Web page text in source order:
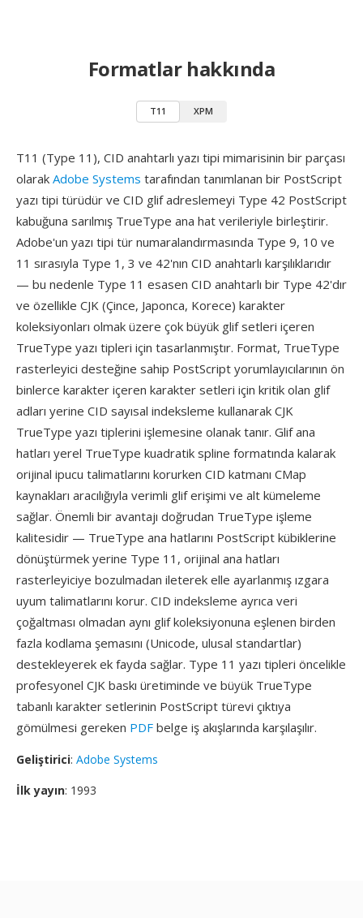
Formatlar hakkında
T11 XPM
T11 (Type 11), CID anahtarlı yazı tipi mimarisinin bir parçası
olarak Adobe Systems tarafından tanımlanan bir PostScript
yazı tipi türüdür ve CID glif adreslemeyi Type 42 PostScript
kabuğuna sarılmış TrueType ana hat verileriyle birleştirir.
Adobe'un yazı tipi tür numaralandırmasında Type 9, 10 ve
11 sırasıyla Type 1, 3 ve 42'nın CID anahtarlı karşılıklarıdır
— bu nedenle Type 11 esasen CID anahtarlı bir Type 42'dır
ve özellikle CJK (Çince, Japonca, Korece) karakter
koleksiyonları olmak üzere çok büyük glif setleri içeren
TrueType yazı tipleri için tasarlanmıştır. Format, TrueType
rasterleyici desteğine sahip PostScript yorumlayıcılarının ön
binlerce karakter içeren karakter setleri için kritik olan glif
adları yerine CID sayısal indeksleme kullanarak CJK
TrueType yazı tiplerini işlemesine olanak tanır. Glif ana
hatları yerel TrueType kuadratik spline formatında kalarak
orijinal ipucu talimatlarını korurken CID katmanı CMap
kaynakları aracılığıyla verimli glif erişimi ve alt kümeleme
sağlar. Önemli bir avantajı doğrudan TrueType işleme
kalitesidir — TrueType ana hatlarını PostScript kübiklerine
dönüştürmek yerine Type 11, orijinal ana hatları
rasterleyiciye bozulmadan ileterek elle ayarlanmış ızgara
uyum talimatlarını korur. CID indeksleme ayrıca veri
çoğaltması olmadan aynı glif koleksiyonuna eşlenen birden
fazla kodlama şemasını (Unicode, ulusal standartlar)
destekleyerek ek fayda sağlar. Type 11 yazı tipleri öncelikle
profesyonel CJK baskı üretiminde ve büyük TrueType
tabanlı karakter setlerinin PostScript türevi çıktıya
gömülmesi gereken PDF belge iş akışlarında karşılaşılır.
Geliştirici: Adobe Systems
İlk yayın: 1993